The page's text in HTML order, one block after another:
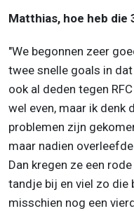
Matthias, hoe heb
"We begonnen zeer
twee snelle goals in
ook al deden tegen
wel even, maar ik denk
problemen zijn
maar nadien
Dan kregen ze een
tandje bij en viel zo die
misschien nog een